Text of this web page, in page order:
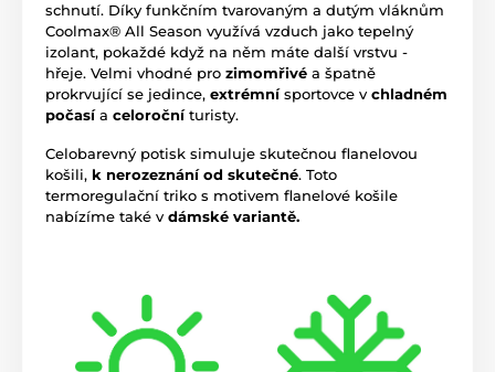
schnutí. Díky funkčním tvarovaným a dutým vláknům
Coolmax® All Season využívá vzduch jako tepelný
izolant, pokaždé když na něm máte další vrstvu -
hřeje. Velmi vhodné pro zimomřivé a špatně
prokrvující se jedince, extrémnísportovce v chladném
počasía celoročníturisty.
Celobarevný potisk simuluje skutečnou flanelovou
košili, k nerozeznání od skutečné. Toto
termoregulační triko s motivem flanelové košile
nabízíme také v dámské variantě.